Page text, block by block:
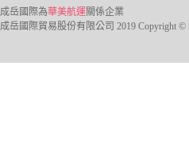
成岳國際為華美航運關係企業
成岳國際貿易股份有限公司 2019 Copyright ©